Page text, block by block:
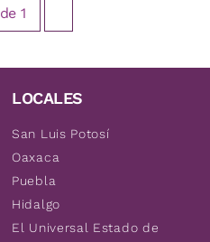
de 1
LOCALES
San Luis Potosí
Oaxaca
Puebla
Hidalgo
El Universal Estado de